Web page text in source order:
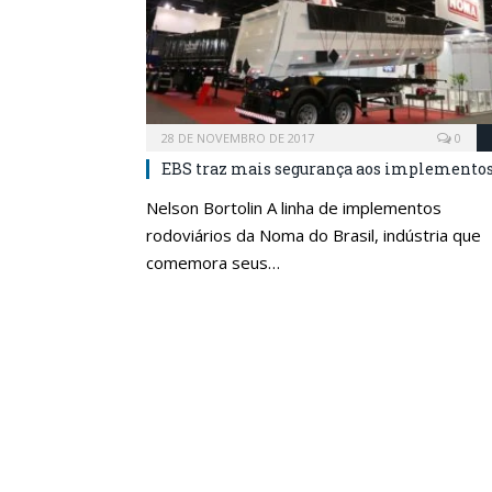
28 DE NOVEMBRO DE 2017 0
EBS traz mais segurança aos
Nelson Bortolin A linha de implementos
rodoviários da Noma do Brasil, indústria que
comemora seus…